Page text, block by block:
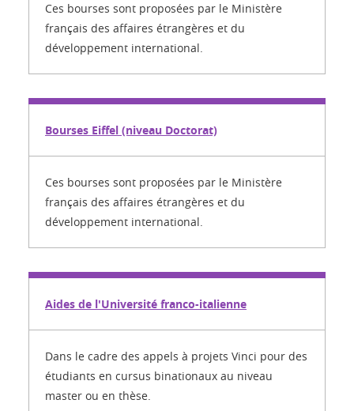
Ces bourses sont proposées par le Ministère
français des affaires étrangères et du
développement international.
Bourses Eiffel (niveau Doctorat)
Ces bourses sont proposées par le Ministère
français des affaires étrangères et du
développement international.
Aides de l'Université franco-italienne
Dans le cadre des appels à projets Vinci pour des
étudiants en cursus binationaux au niveau
master ou en thèse.